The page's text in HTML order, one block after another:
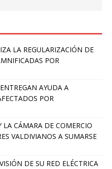
LA REGULARIZACIÓN DE
POR
AYUDA A
POR
CÁMARA DE COMERCIO
VALDIVIANOS A SUMARSE
DE SU RED ELÉCTRICA